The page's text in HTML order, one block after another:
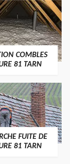
COMBLES
81 TARN
FUITE DE
81 TARN